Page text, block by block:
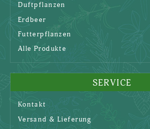
Duftpflanzen
Erdbeer
Futterpflanzen
Alle Produkte
SERVICE
Kontakt
Versand & Lieferung